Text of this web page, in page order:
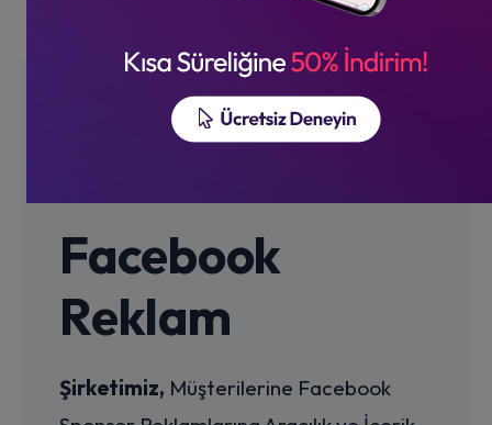
Facebook
Reklam
Şirketimiz, Müşterilerine Facebook